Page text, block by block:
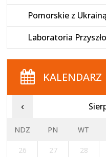
Pomorskie z Ukrainą
Laboratoria
KALENDARZ
‹
NDZ PN WT
26 27 28